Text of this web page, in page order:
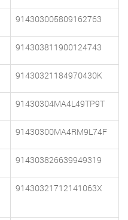
914303005809162763
914303811900124743
91430321184970430K
91430304MA4L49TP9T
91430300MA4RM9L74F
914303826639949319
91430321712141063X